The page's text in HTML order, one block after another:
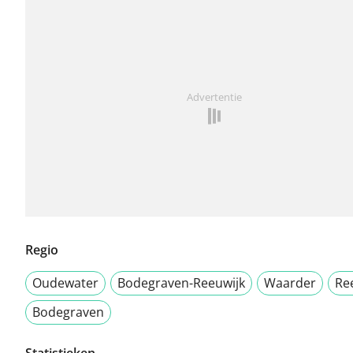
Advertentie
Regio
Oudewater
Bodegraven-Reeuwijk Waarder
Bodegraven